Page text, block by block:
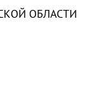
ОБЛАСТИ